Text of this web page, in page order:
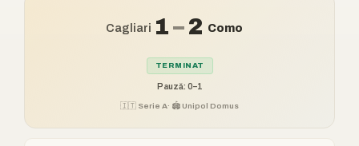
Cagliari 1–2 Como
TERMINAT
Pauză: 0–1
🇮🇹 Serie A· 🏟️ Unipol Domus